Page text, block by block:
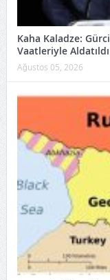
Kaha Kaladze:
Vaatleriyle Aldatıldı
Ağustos 05, 2026